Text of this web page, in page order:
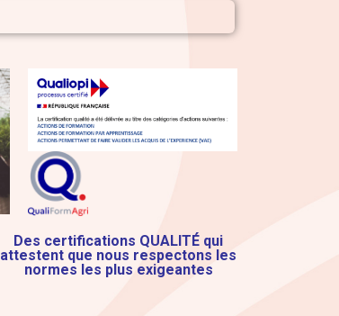
Des certifications QUALITÉ qui
attestent que nous respectons les
normes les plus exigeantes